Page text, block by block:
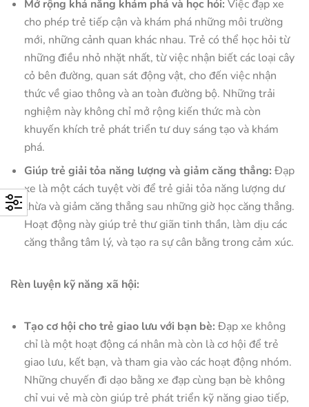
Mở rộng khả năng khám phá và học hỏi: Việc đạp xe
cho phép trẻ tiếp cận và khám phá những môi trường
mới, những cảnh quan khác nhau. Trẻ có thể học hỏi từ
những điều nhỏ nhặt nhất, từ việc nhận biết các loại cây
cỏ bên đường, quan sát động vật, cho đến việc nhận
thức về giao thông và an toàn đường bộ. Những trải
nghiệm này không chỉ mở rộng kiến thức mà còn
khuyến khích trẻ phát triển tư duy sáng tạo và khám
phá.
Giúp trẻ giải tỏa năng lượng và giảm căng thẳng: Đạp
xe là một cách tuyệt vời để trẻ giải tỏa năng lượng dư
thừa và giảm căng thẳng sau những giờ học căng thẳng.
Hoạt động này giúp trẻ thư giãn tinh thần, làm dịu các
căng thẳng tâm lý, và tạo ra sự cân bằng trong cảm xúc.
Rèn luyện kỹ năng xã hội:
Tạo cơ hội cho trẻ giao lưu với bạn bè: Đạp xe không
chỉ là một hoạt động cá nhân mà còn là cơ hội để trẻ
giao lưu, kết bạn, và tham gia vào các hoạt động nhóm.
Những chuyến đi dạo bằng xe đạp cùng bạn bè không
chỉ vui vẻ mà còn giúp trẻ phát triển kỹ năng giao tiếp,